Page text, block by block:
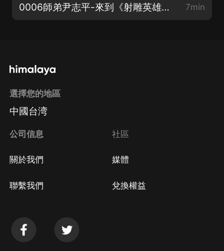
0006師弟尹志平-來到《射雕英雄傳》 7min
選擇您的地區
中國台湾
公司信息
關於我們
聯繫我們
社區
媒體
兌換權益